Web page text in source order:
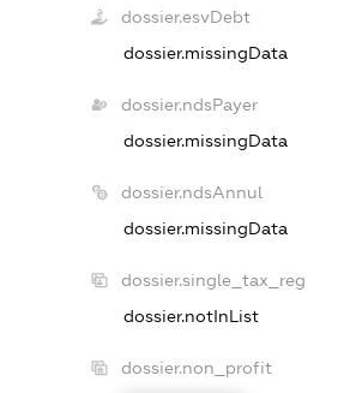
dossier.esvDebt
dossier.missingData
dossier.ndsPayer
dossier.missingData
dossier.ndsAnnul
dossier.missingData
dossier.single_tax_reg
dossier.notInList
dossier.non_profit